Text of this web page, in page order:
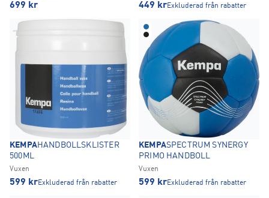
699 kr 449 krExkluderad från rabatter
KEMPAHANDBOLLSKLISTER
500ML
Vuxen
599 krExkluderad från rabatter
KEMPASPECTRUM SYNERGY
PRIMO HANDBOLL
Vuxen
599 krExkluderad från rabatter